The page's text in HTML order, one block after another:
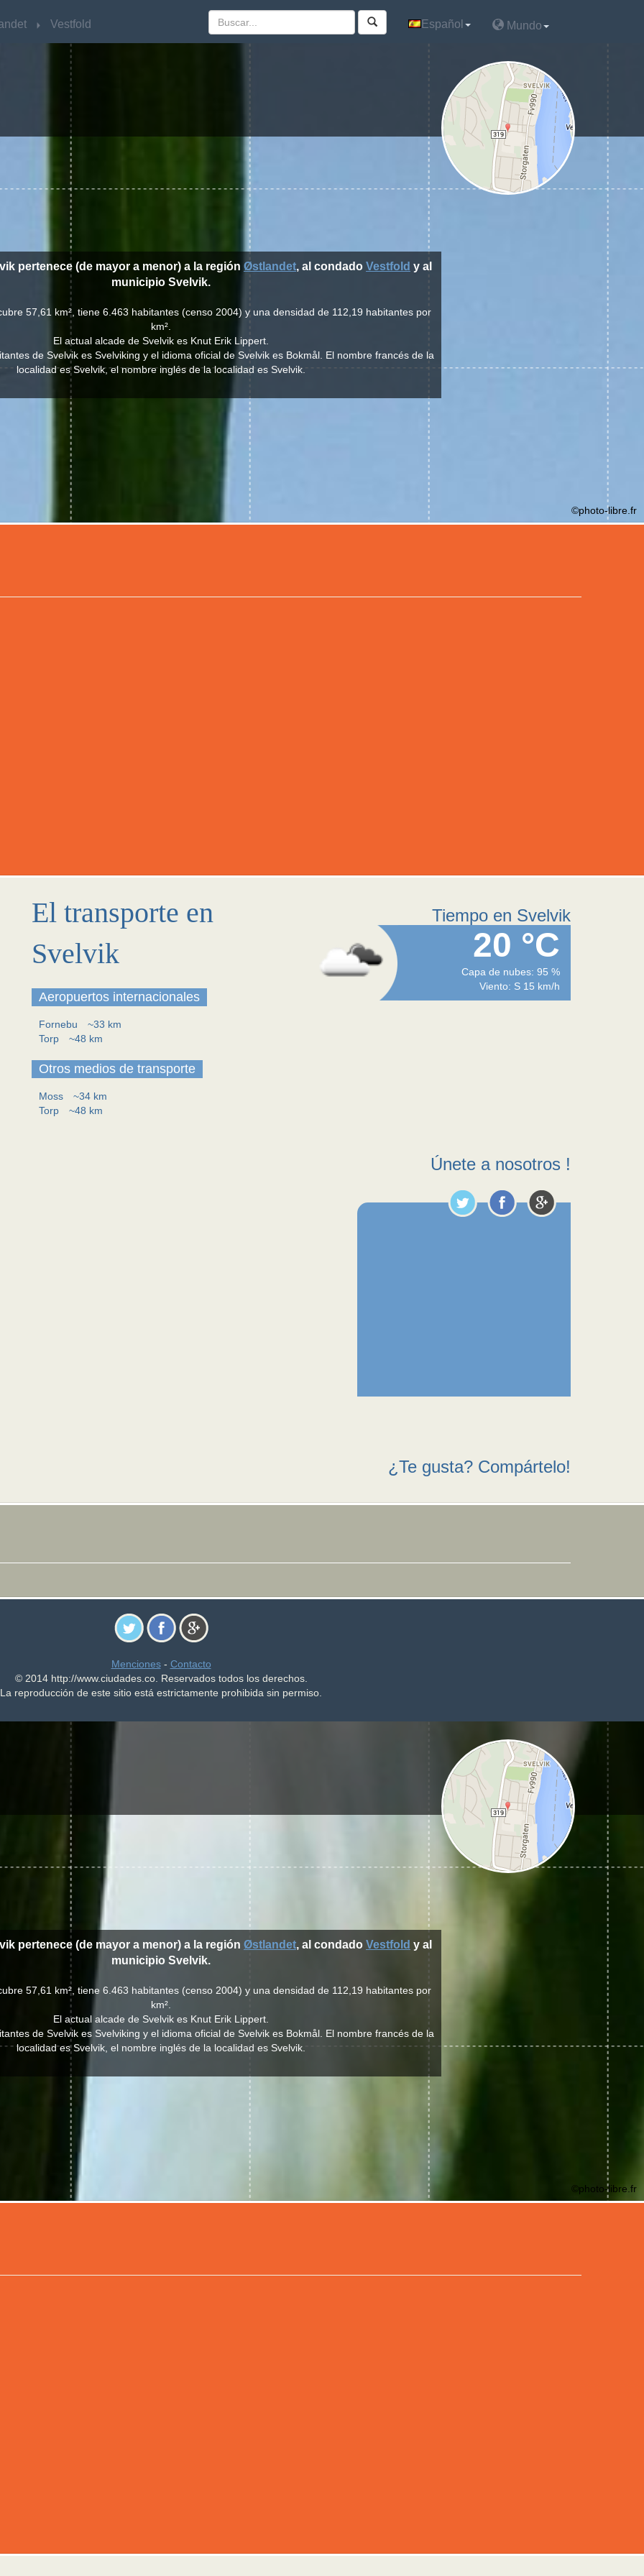
Vestfold Español Mundo
pertenece (de mayor a menor) a la región Østlandet, al condado Vestfold y al
municipio Svelvik.
57,61 km², tiene 6.463 habitantes (censo 2004) y una densidad de 112,19 habitantes por
km².
El actual alcade de Svelvik es Knut Erik Lippert.
de Svelvik es Svelviking y el idioma oficial de Svelvik es Bokmål. El nombre francés de la
localidad es Svelvik, el nombre inglés de la localidad es Svelvik.
©photo-libre.fr
El transporte en
Svelvik
Aeropuertos internacionales
Fornebu
~33 km
Torp
~48 km
Otros medios de transporte
Moss
~34 km
Torp
~48 km
Tiempo en Svelvik
20 °C
Capa de nubes: 95 %
Viento: S 15 km/h
Únete a nosotros !
¿Te gusta? Compártelo!
Menciones- Contacto
© 2014 http://www.ciudades.co. Reservados todos los derechos.
La reproducción de este sitio está estrictamente prohibida sin permiso.
Vestfold Español Mundo
pertenece (de mayor a menor) a la región Østlandet, al condado Vestfold y al
municipio Svelvik.
57,61 km², tiene 6.463 habitantes (censo 2004) y una densidad de 112,19 habitantes por
km².
El actual alcade de Svelvik es Knut Erik Lippert.
de Svelvik es Svelviking y el idioma oficial de Svelvik es Bokmål. El nombre francés de la
localidad es Svelvik, el nombre inglés de la localidad es Svelvik.
©photo-libre.fr